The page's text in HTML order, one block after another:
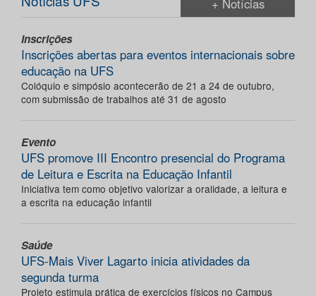
+ Notícias
Inscrições
Inscrições abertas para eventos internacionais sobre
educação na UFS
Colóquio e simpósio acontecerão de 21 a 24 de outubro,
com submissão de trabalhos até 31 de agosto
Evento
UFS promove III Encontro presencial do Programa
de Leitura e Escrita na Educação Infantil
Iniciativa tem como objetivo valorizar a oralidade, a leitura e
a escrita na educação infantil
Saúde
UFS-Mais Viver Lagarto inicia atividades da
segunda turma
Projeto estimula prática de exercícios físicos no Campus